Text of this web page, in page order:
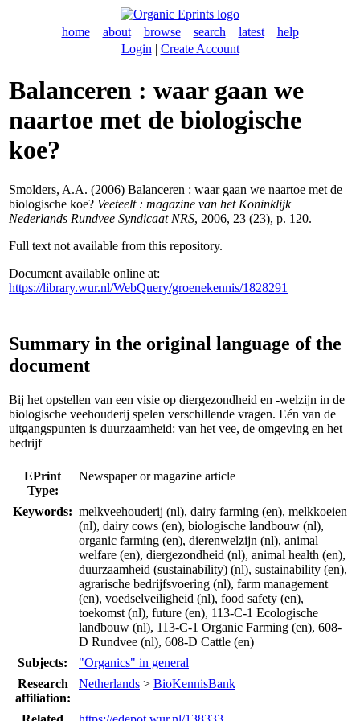
home about browse search latest
help
Login | Create Account
Balanceren : waar gaan we
naartoe met de biologische
koe?
Smolders, A.A. (2006) Balanceren : waar gaan we naartoe met de
biologische koe? Veeteelt : magazine van het Koninklijk
Nederlands Rundvee Syndicaat NRS, 2006, 23 (23), p. 120.
Full text not available from this repository.
Document available online at:
https://library.wur.nl/WebQuery/groenekennis/1828291
Summary in the original language of the
document
Bij het opstellen van een visie op diergezondheid en -welzijn in de
biologische veehouderij spelen verschillende vragen. Eén van de
uitgangspunten is duurzaamheid: van het vee, de omgeving en het
bedrijf
EPrint
Type:
Newspaper or magazine article
Keywords: melkveehouderij (nl), dairy farming (en), melkkoeien
(nl), dairy cows (en), biologische landbouw (nl),
organic farming (en), dierenwelzijn (nl), animal
welfare (en), diergezondheid (nl), animal health (en),
duurzaamheid (sustainability) (nl), sustainability (en),
agrarische bedrijfsvoering (nl), farm management
(en), voedselveiligheid (nl), food safety (en),
toekomst (nl), future (en), 113-C-1 Ecologische
landbouw (nl), 113-C-1 Organic Farming (en), 608-
D Rundvee (nl), 608-D Cattle (en)
Subjects:
"Organics" in general
Research
affiliation:
Netherlands > BioKennisBank